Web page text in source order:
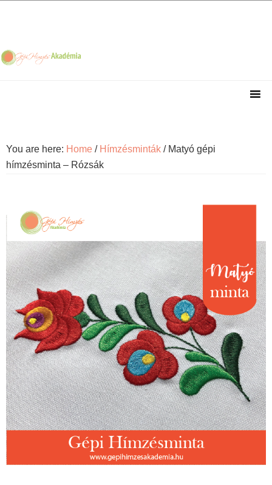
navigation
content
sidebar
You are here: Home / Hímzésminták / Matyó gépi
hímzésminta – Rózsák